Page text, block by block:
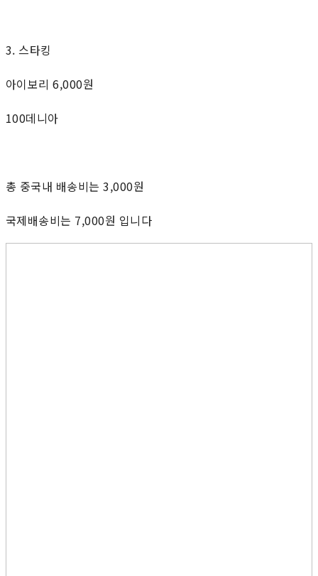
3. 스타킹
아이보리 6,000원
100데니아
총 중국내 배송비는 3,000원
국제배송비는 7,000원 입니다